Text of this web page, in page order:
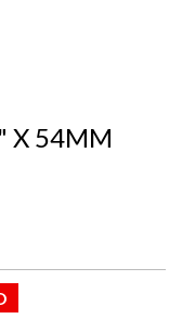
X 54MM